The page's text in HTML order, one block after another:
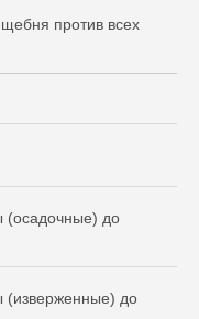
против всех
(осадочные) до
(изверженные) до